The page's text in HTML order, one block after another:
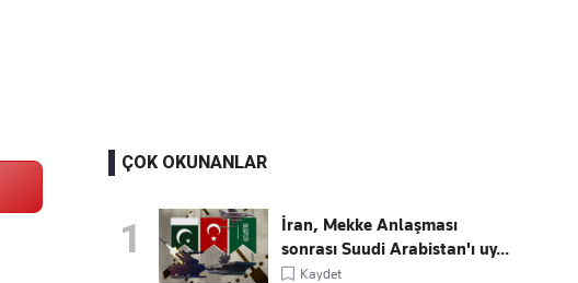
ÇOK OKUNANLAR
1
İran, Mekke Anlaşması
sonrası Suudi Arabistan'ı uy...
Kaydet